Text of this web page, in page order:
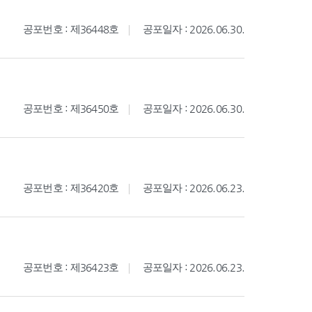
공포번호 : 제36448호 공포일자 : 2026.06.30.
공포번호 : 제36450호 공포일자 : 2026.06.30.
공포번호 : 제36420호 공포일자 : 2026.06.23.
공포번호 : 제36423호 공포일자 : 2026.06.23.